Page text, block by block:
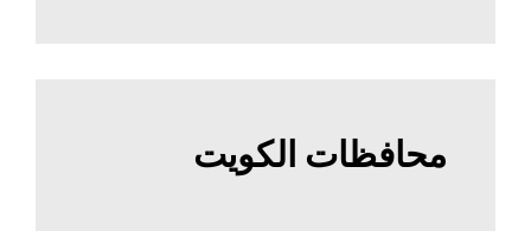
محافظات الكويت